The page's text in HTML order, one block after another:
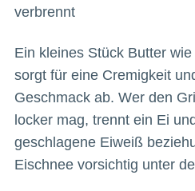
verbrennt
Ein kleines Stück Butter
sorgt für eine Cremigkeit
Geschmack ab. Wer den
locker mag, trennt ein Ei
geschlagene Eiweiß
Eischnee vorsichtig unter